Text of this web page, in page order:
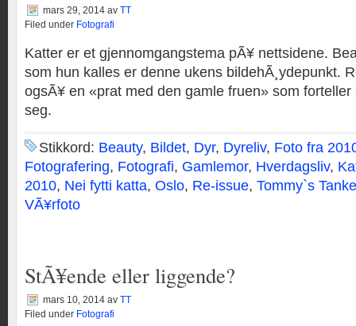
mars 29, 2014 av TT
Filed under Fotografi
Katter er et gjennomgangstema pÃ¥ nettsidene.
som hun kalles er denne ukens bildehÃ¸ydepunkt.
ogsÃ¥ en «prat med den gamle fruen» som
seg.
Stikkord: Beauty, Bildet, Dyr, Dyreliv, Foto fra
Fotografering, Fotografi, Gamlemor, Hverdagsliv,
2010, Nei fytti katta, Oslo, Re-issue, Tommy`s
VÃ¥rfoto
StÃ¥ende eller liggende?
mars 10, 2014 av TT
Filed under Fotografi